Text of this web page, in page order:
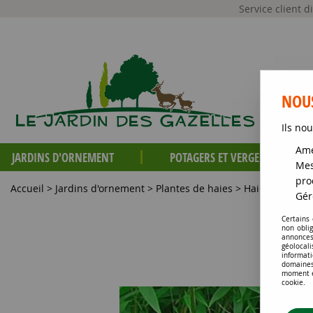
Service client
JARDINS D'ORNEMENT POTAGERS ET VERGERS
Accueil > Jardins d'ornement > Plantes de haies > Haies
Ils
Certains
non
moment
cookie.